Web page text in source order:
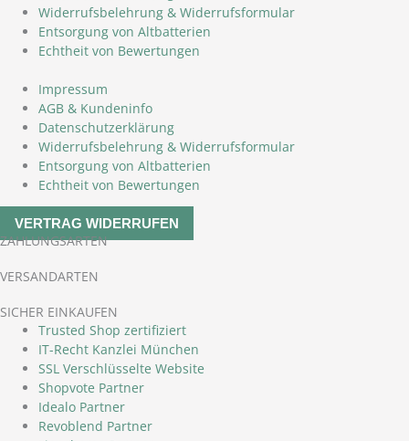
Widerrufsbelehrung & Widerrufsformular
Entsorgung von Altbatterien
Echtheit von Bewertungen
Impressum
AGB & Kundeninfo
Datenschutzerklärung
Widerrufsbelehrung & Widerrufsformular
Entsorgung von Altbatterien
Echtheit von Bewertungen
VERTRAG WIDERRUFEN
ZAHLUNGSARTEN
VERSANDARTEN
SICHER EINKAUFEN
Trusted Shop zertifiziert
IT-Recht Kanzlei München
SSL Verschlüsselte Website
Shopvote Partner
Idealo Partner
Revoblend Partner